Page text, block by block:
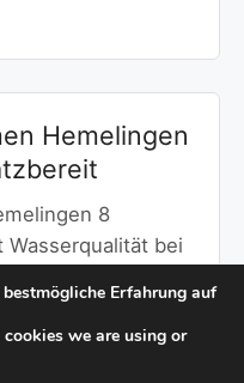
Hemelingen
8
bei
Erfahrung auf
we are using or